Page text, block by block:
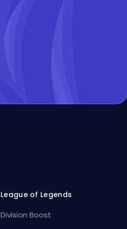
League of Legends
Division Boost